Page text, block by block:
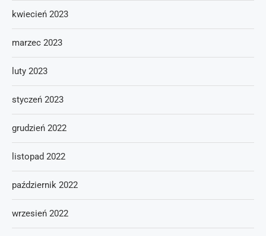
kwiecień 2023
marzec 2023
luty 2023
styczeń 2023
grudzień 2022
listopad 2022
październik 2022
wrzesień 2022